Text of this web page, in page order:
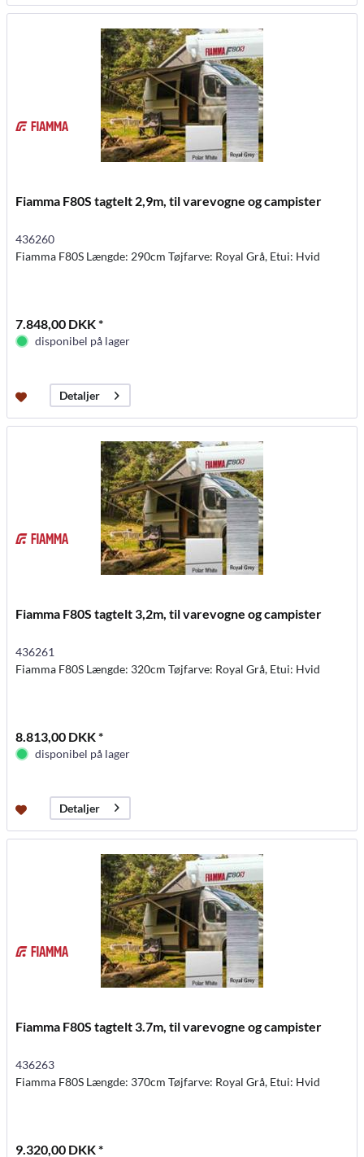
Fiamma F80S tagtelt 2,9m, til varevogne og campister
436260
Fiamma F80S Længde: 290cm Tøjfarve: Royal Grå, Etui: Hvid
7.848,00 DKK *
disponibel på lager
Detaljer
Fiamma F80S tagtelt 3,2m, til varevogne og campister
436261
Fiamma F80S Længde: 320cm Tøjfarve: Royal Grå, Etui: Hvid
8.813,00 DKK *
disponibel på lager
Detaljer
Fiamma F80S tagtelt 3.7m, til varevogne og campister
436263
Fiamma F80S Længde: 370cm Tøjfarve: Royal Grå, Etui: Hvid
9.320,00 DKK *